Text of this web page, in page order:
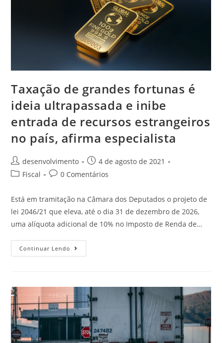
Taxação de grandes fortunas é
ideia ultrapassada e inibe
entrada de recursos estrangeiros
no país, afirma especialista
desenvolvimento
4 de agosto de 2021
Fiscal
0 Comentários
Está em tramitação na Câmara dos Deputados o projeto de
lei 2046/21 que eleva, até o dia 31 de dezembro de 2026,
uma alíquota adicional de 10% no Imposto de Renda de…
Continuar Lendo